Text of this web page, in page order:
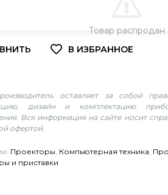
Товар распродан
оставляет за собой
дизайн и комплектацию
Вся информация на сайте носит
офертой.
Проекторы Компьютерная техника
и приставки